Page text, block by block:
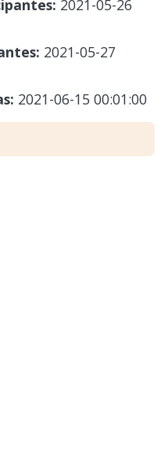
2021-05-26
2021-05-27
2021-06-15 00:01:00